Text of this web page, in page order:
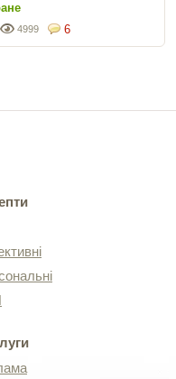
6
4999